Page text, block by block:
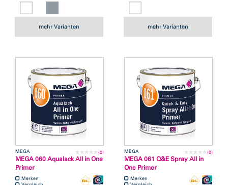
mehr Varianten mehr Varianten
MEGA (0)
MEGA 060 Aqualack All in One
Primer
Merken
MEGA (0)
MEGA 061 Q&E Spray All in
One Primer
Merken